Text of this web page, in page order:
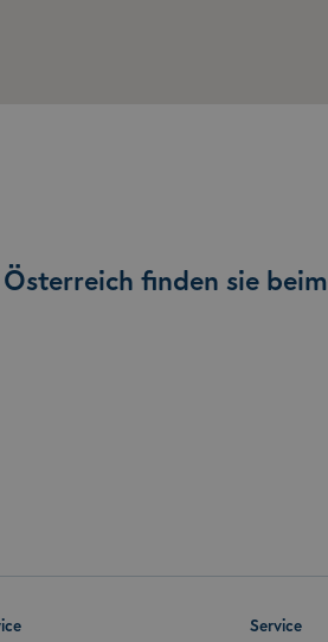
finden sie beim
Service